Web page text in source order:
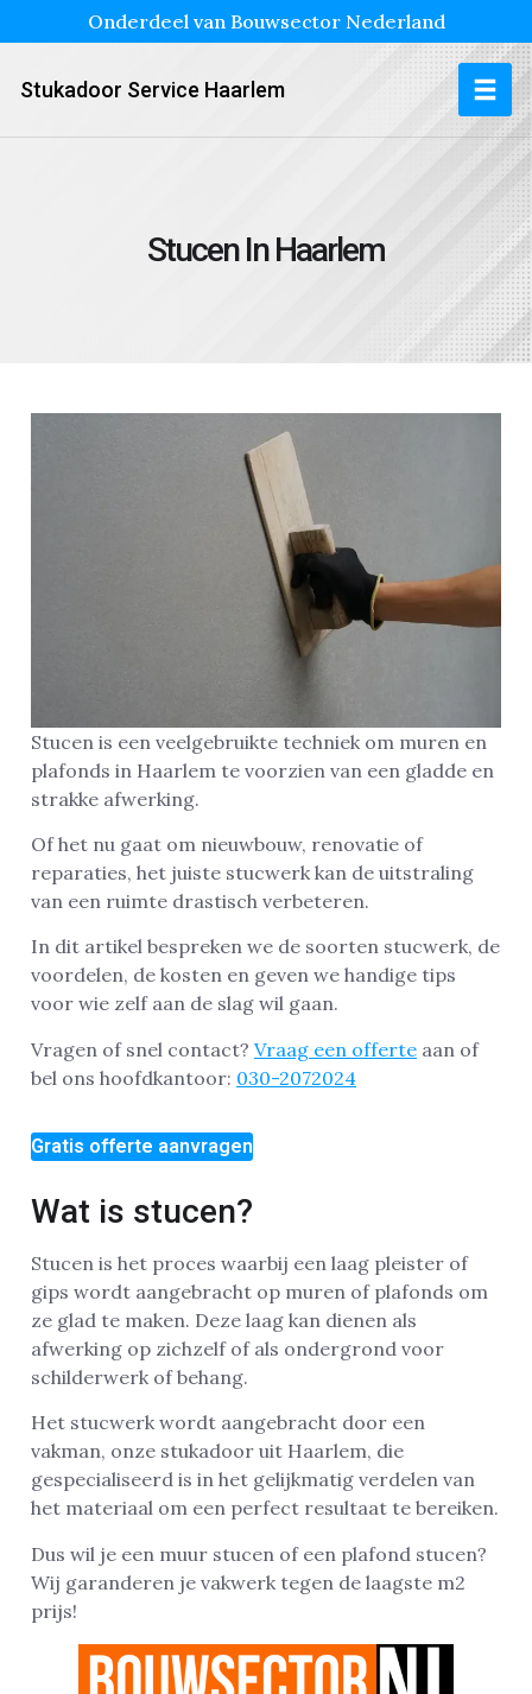
Onderdeel van Bouwsector Nederland
Stukadoor Service Haarlem
Stucen In Haarlem
Stucen is een veelgebruikte techniek om muren en
plafonds in Haarlem te voorzien van een gladde en
strakke afwerking.
Of het nu gaat om nieuwbouw, renovatie of
reparaties, het juiste stucwerk kan de uitstraling
van een ruimte drastisch verbeteren.
In dit artikel bespreken we de soorten stucwerk, de
voordelen, de kosten en geven we handige tips
voor wie zelf aan de slag wil gaan.
Vragen of snel contact? Vraag een offerte aan of
bel ons hoofdkantoor: 030-2072024
Gratis offerte aanvragen
Wat is stucen?
Stucen is het proces waarbij een laag pleister of
gips wordt aangebracht op muren of plafonds om
ze glad te maken. Deze laag kan dienen als
afwerking op zichzelf of als ondergrond voor
schilderwerk of behang.
Het stucwerk wordt aangebracht door een
vakman, onze stukadoor uit Haarlem, die
gespecialiseerd is in het gelijkmatig verdelen van
het materiaal om een perfect resultaat te bereiken.
Dus wil je een muur stucen of een plafond stucen?
Wij garanderen je vakwerk tegen de laagste m2
prijs!